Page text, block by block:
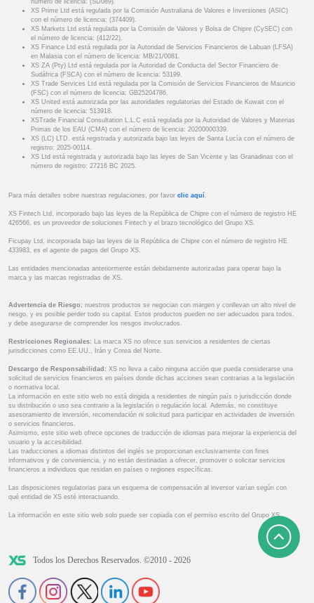
número de licencia: (SD089).
XS Prime Ltd está regulada por la Comisión Australiana de Valores e Inversiones (ASIC)
con el número de licencia: (374409).
XS Markets Ltd está regulada por la Comisión de Valores y Bolsa de Chipre (CySEC) con
el número de licencia: (412/22).
XS Finance Ltd está regulada por la Autoridad de Servicios Financieros de Labuan (LFSA)
en Malasia con el número de licencia: MB/21/0081.
XS ZA (Pty) Ltd está regulada por la Autoridad de Conducta del Sector Financiero de
Sudáfrica (FSCA) con el número de licencia: 53199.
XS Trade Services Ltd está regulada por la Comisión de Servicios Financieros de Mauricio
(FSC) con el número de licencia: GB25204786.
XS United está autorizada por las autoridades regulatorias del Estado de Kuwait con el
número de licencia: 513918.
XSTrade Financial Consultation L.L.C está regulada por la Autoridad de Valores y Materias
Primas de los EAU (CMA) con el número de licencia: 20200000339.
XS (LC) LTD. está registrada y autorizada bajo las leyes de Santa Lucía con el número de
registro: 2025-00114.
XS Ltd está registrada y autorizada bajo las leyes de San Vicente y las Granadinas con el
número de registro: 27216 BC 2025.
Para más detalles sobre nuestras regulaciones, por favor clic aquí .
XS Fintech Ltd, incorporado bajo las leyes de la República de Chipre con el número de registro HE
426566, es un proveedor de soluciones Fintech y el brazo tecnológico del Grupo XS.
Ficupay Ltd, incorporada bajo las leyes de la República de Chipre con el número de registro HE
433983, es el agente de pagos del Grupo XS.
Las entidades mencionadas anteriormente están debidamente autorizadas para operar bajo la
marca y las marcas registradas de XS.
Advertencia de Riesgo: nuestros productos se negocian con margen y conllevan un alto nivel de
riesgo, y es posible perder todo su capital. Estos productos pueden no ser adecuados para todos,
y debe asegurarse de comprender los riesgos involucrados.
Restricciones Regionales: La marca XS no ofrece sus servicios a residentes de ciertas
jurisdicciones como EE.UU., Irán y Corea del Norte.
Descargo de Responsabilidad: XS no lleva a cabo ninguna acción que pueda considerarse una
solicitud de servicios financieros en países donde dichas acciones sean contrarias a la legislación
o normativa local.
La información en este sitio web no está dirigida a residentes de ningún país o jurisdicción donde
su distribución o uso sea contrario a la legislación o regulación local. Además, no constituye
asesoramiento de inversión, recomendación ni solicitud para participar en actividades de inversión
o servicios financieros.
Asimismo, este sitio web ofrece opciones de traducción de idiomas para mejorar la experiencia del
usuario y la accesibilidad.
Las traducciones a idiomas distintos del inglés se proporcionan exclusivamente con fines
informativos y de conveniencia, y no están destinadas a ofrecer, promover o solicitar servicios
financieros a individuos que residan en países o regiones específicas.
Las disposiciones regulatorias para un esquema de compensación al inversor varían según con
qué entidad de XS esté interactuando.
La información en este sitio web solo puede ser copiada con el permiso escrito del Grupo XS.
Todos los Derechos Reservados. ©2010 - 2026